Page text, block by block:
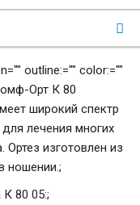
outline:="" color:=""
Орт К 80
широкий спектр
лечения многих
Ортез изготовлен из
ношении.;
80 05:;